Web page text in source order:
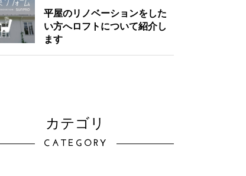
平屋のリノベーションをした
い方へロフトについて紹介し
ます
カテゴリ
CATEGORY